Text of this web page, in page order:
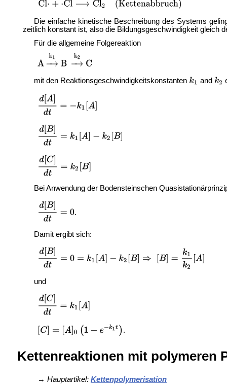
Die einfache kinetische Beschreibung des Systems
zeitlich konstant ist, also die Bildungsgeschwindigkeit gleich
Für die allgemeine Folgereaktion
mit den Reaktionsgeschwindigkeitskonstanten and
Bei Anwendung der Bodensteinschen
.
Damit ergibt sich:
und
.
Kettenreaktionen mit polymeren
→ Hauptartikel: Kettenpolymerisation